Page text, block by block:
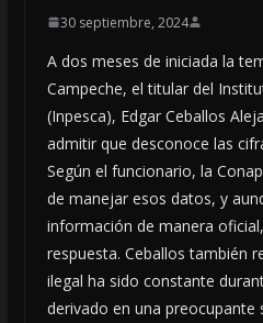
30 septiembre, 2024
A dos meses de iniciada la
Campeche, el titular del
(Inpesca), Edgar Ceballos
admitir que desconoce las
Según el funcionario, la
de manejar esos datos, y
información de manera
respuesta. Ceballos también
ilegal ha sido constante
derivado en una preocupante